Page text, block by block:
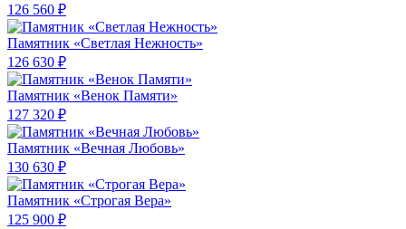
126 560 ₽
Памятник «Светлая Нежность»
126 630 ₽
Памятник «Венок Памяти»
127 320 ₽
Памятник «Вечная Любовь»
130 630 ₽
Памятник «Строгая Вера»
125 900 ₽